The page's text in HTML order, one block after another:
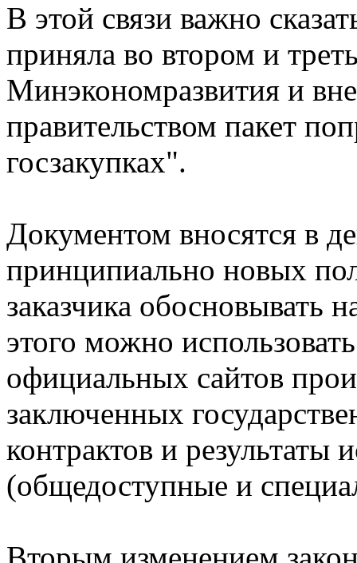
В этой связи важно
приняла во втором и
Минэкономразвития и
правительством пакет
госзакупках".
Документом вносятся в
принципиально новых
заказчика обосновывать
этого можно
официальных сайтов
заключенных
контрактов и результаты
(общедоступные и